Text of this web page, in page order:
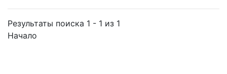
Результаты поиска 1 - 1 из 1
Начало